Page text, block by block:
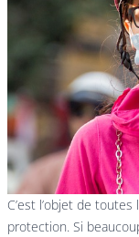
C’est l’objet de
protection. Si